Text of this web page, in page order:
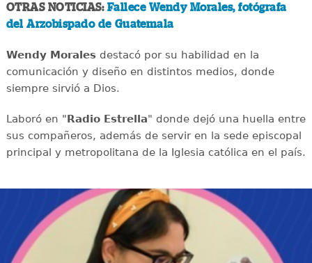
OTRAS NOTICIAS: Fallece Wendy Morales, fotógrafa
del Arzobispado de Guatemala
Wendy Moralesdestacó por su habilidad en la
comunicación y diseño en distintos medios, donde
siempre sirvió a Dios.
Laboró en "Radio Estrella" donde dejó una huella entre
sus compañeros, además de servir en la sede episcopal
principal y metropolitana de la Iglesia católica en el país.